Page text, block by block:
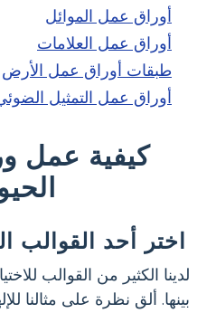
أوراق عمل الموائل
أوراق عمل العلامات
طبقات أوراق عمل الأرض
أوراق عمل التمثيل
كيفية عمل
اختر أحد القوالب
لدينا الكثير من القوالب
بينها. ألق نظرة على مثالنا